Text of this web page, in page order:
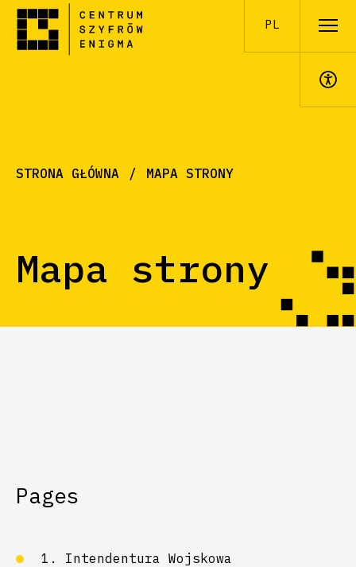
PL
STRONA GŁÓWNA MAPA STRONY
Mapa strony
Pages
1. Intendentura Wojskowa